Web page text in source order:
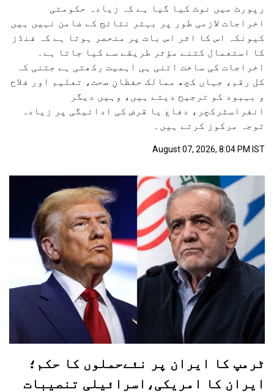
رپورٹ میں نوٹ کیا گیا ہے کہ زیادہ حکومتی
اخراجات لازمی طور پر بہتر نتائج کے ضامن نہیں ہیں
کیونکہ اس کا اثر اس بات پر منحصر ہوتا ہے کہ فنڈز
کا استعمال کتنے مؤثر طریقے سے کیا جاتا ہے۔
اخراجات کی ساخت اتنی ہی اہمیت رکھتی ہے جتنی کہ
کل رقم، جہاں کچھ ممالک حفظانِ صحت، تعلیم اور فلاح
و بہبود کو ترجیح دیتے ہیں، وہیں دیگر
انفراسٹرکچر، دفاع یا قرض کی ادائیگی پر زیادہ
توجہ مرکوز کرتے ہیں۔
August 07, 2026, 8:04 PM IST
ٹرمپ کا ایران پر نئےحملوں کا حکم؛
ایران کا امریکی،اسرائیلی تنصیبات